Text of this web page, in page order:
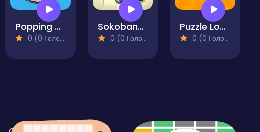
Popping Sushi
0 (0 Голосів)
Sokoban_PR
0 (0 Голосів)
Puzzle Love
0 (0 Голосів)